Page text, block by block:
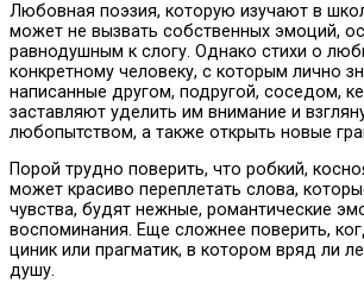
Любовная поэзия, которую изучают в
может не вызвать собственных эмоций,
равнодушным к слогу. Однако стихи о
конкретному человеку, с которым лично
написанные другом, подругой, соседом,
заставляют уделить им внимание и
любопытством, а также открыть новые
Порой трудно поверить, что робкий,
может красиво переплетать слова,
чувства, будят нежные, романтические
воспоминания. Еще сложнее поверить,
циник или прагматик, в котором вряд ли
душу.